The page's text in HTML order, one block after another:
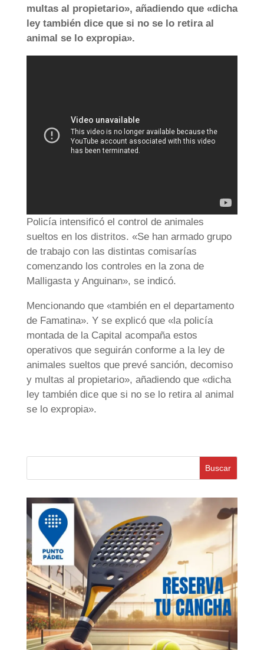
multas al propietario», añadiendo que «dicha
ley también dice que si no se lo retira al
animal se lo expropia».
Policía intensificó el control de animales
sueltos en los distritos. «Se han armado grupo
de trabajo con las distintas comisarías
comenzando los controles en la zona de
Malligasta y Anguinan», se indicó.
Mencionando que «también en el departamento
de Famatina». Y se explicó que «la policía
montada de la Capital acompaña estos
operativos que seguirán conforme a la ley de
animales sueltos que prevé sanción, decomiso
y multas al propietario», añadiendo que «dicha
ley también dice que si no se lo retira al animal
se lo expropia».
Buscar